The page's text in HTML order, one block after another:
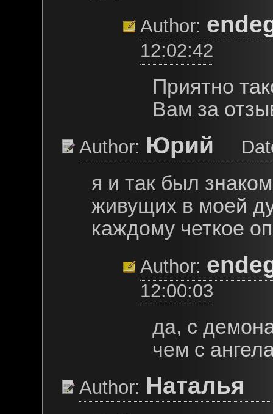
Author:
12:02:42
Приятно
Вам за
Author: Юрий
я и так был
живущих в моей
каждому четкое
Author:
12:00:03
да, с
чем с
Author: Наталья